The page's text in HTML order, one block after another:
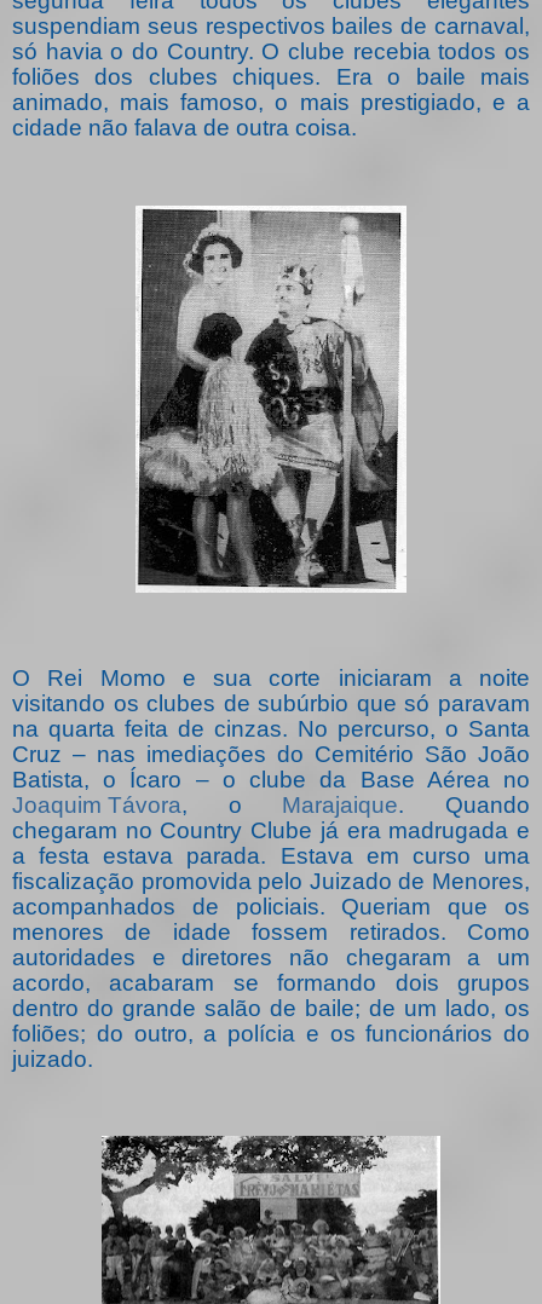
suspendiam seus respectivos bailes de carnaval,
só havia o do Country. O clube recebia todos os
foliões dos clubes chiques. Era o baile mais
animado, mais famoso, o mais prestigiado, e a
cidade não falava de outra coisa.
O Rei Momo e sua corte iniciaram a noite
visitando os clubes de subúrbio que só paravam
na quarta feita de cinzas. No percurso, o Santa
Cruz – nas imediações do Cemitério São João
Batista, o Ícaro – o clube da Base Aérea no
Joaquim Távora, o Marajaique. Quando
chegaram no Country Clube já era madrugada e
a festa estava parada. Estava em curso uma
fiscalização promovida pelo Juizado de Menores,
acompanhados de policiais. Queriam que os
menores de idade fossem retirados. Como
autoridades e diretores não chegaram a um
acordo, acabaram se formando dois grupos
dentro do grande salão de baile; de um lado, os
foliões; do outro, a polícia e os funcionários do
juizado.